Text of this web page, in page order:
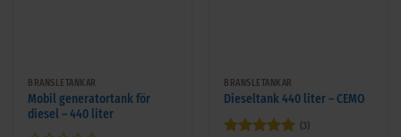
BRÄNSLETANKAR
Mobil generatortank för
diesel – 440 liter
BRÄNSLETANKAR
Dieseltank 440 liter – CEMO
(3)